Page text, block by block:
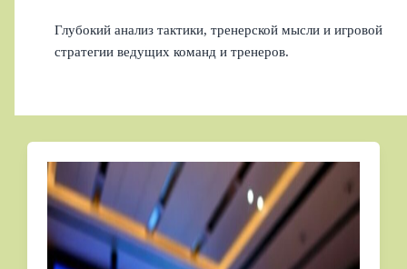
Глубокий анализ тактики, тренерской мысли и игровой
стратегии ведущих команд и тренеров.